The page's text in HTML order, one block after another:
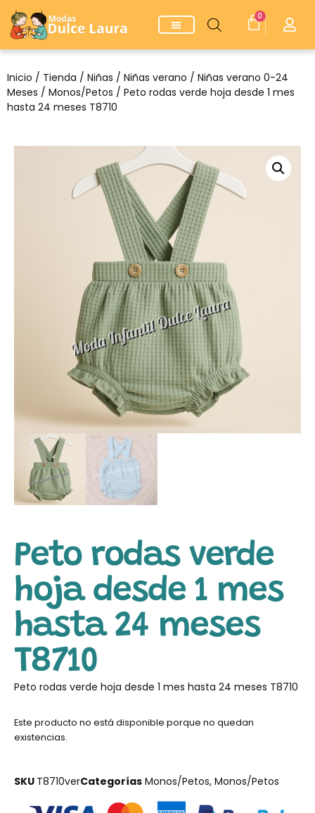
0
Inicio / Tienda / Niñas / Niñas verano / Niñas verano 0-24
Meses / Monos/Petos / Peto rodas verde hoja desde 1 mes
hasta 24 meses T8710
Peto rodas verde
hoja desde 1 mes
hasta 24 meses
T8710
Peto rodas verde hoja desde 1 mes hasta 24 meses T8710
Este producto no está disponible porque no quedan
existencias.
SKU T8710verCategorías Monos/Petos, Monos/Petos